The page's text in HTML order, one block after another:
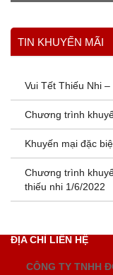
TIN KHUYẾN MÃI
Vui Tết Thiếu Nhi
Chương trình
Khuyến mại đặc
Chương trình
thiếu nhi 1/6/2022
ĐỊA CHỈ LIÊN HỆ
CÔNG TY TNHH